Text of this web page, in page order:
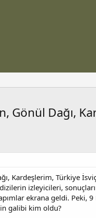
Gönül Dağı,
Kardeşlerim, Türkiye
izleyicileri,
ekrana geldi. Peki, 9
galibi kim oldu?